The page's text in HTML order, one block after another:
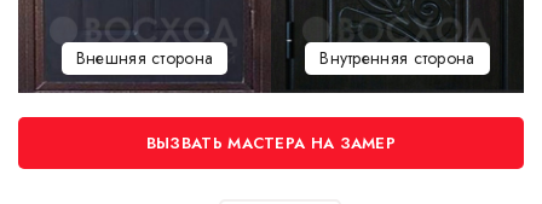
Внешняя сторона Внутренняя сторона
ВЫЗВАТЬ МАСТЕРА НА ЗАМЕР